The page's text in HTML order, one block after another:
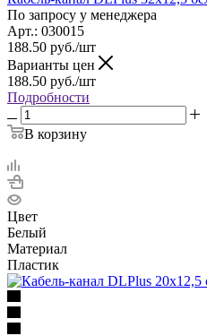
По запросу у менеджера
Арт.: 030015
188.50 руб./шт
Варианты цен
188.50 руб./шт
Подробности
В корзину
Цвет
Белый
Материал
Пластик